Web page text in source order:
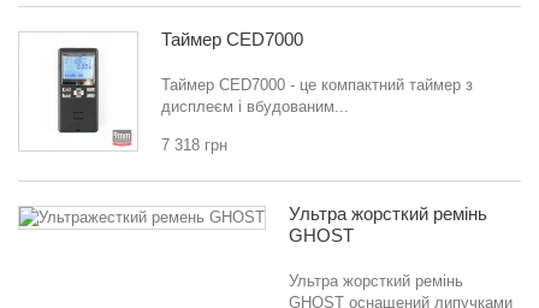
Таймер CED7000
Таймер CED7000 - це компактний таймер з
дисплеєм і вбудованим...
7 318 грн
Ультра жорсткий ремінь
GHOST
Ультра жорсткий ремінь
GHOST оснащений липучками